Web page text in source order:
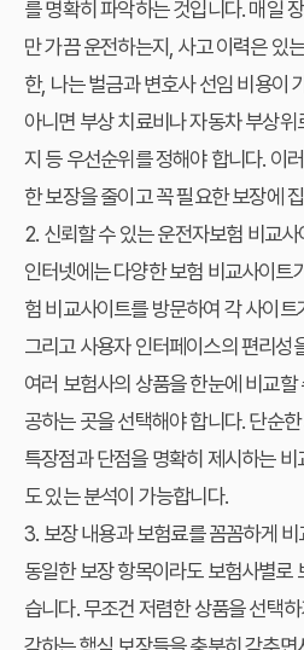
를 명확히 파악하는 것입니다. 매일
만 가끔 운전하는지, 사고 이력은 있
한, 나는 벌금과 변호사 선임 비용이
아니면 부상 치료비나 자동차 부상
지 등 우선순위를 정해야 합니다. 이
한 보장을 줄이고 꼭 필요한 보장에
2. 신뢰할 수 있는 운전자보험 비교사
인터넷에는 다양한 보험 비교사이트
험 비교사이트를 방문하여 각 사이트
그리고 사용자 인터페이스의 편리성
여러 보험사의 상품을 한눈에 비교할
공하는 곳을 선택해야 합니다. 단순
특장점과 단점을 명확히 제시하는
도 있는 분석이 가능합니다.
3. 보장 내용과 보험료를 꼼꼼하게 비
동일한 보장 항목이라도 보험사별로
습니다. 무조건 저렴한 상품을 선택